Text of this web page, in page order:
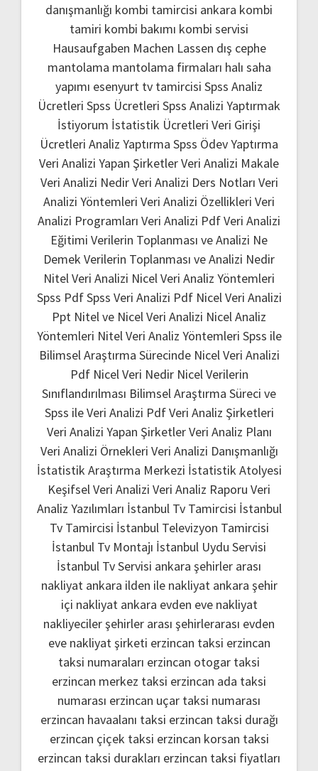
danışmanlığı kombi tamircisi ankara kombi
tamiri kombi bakımı kombi servisi
Hausaufgaben Machen Lassen dış cephe
mantolama mantolama firmaları halı saha
yapımı esenyurt tv tamircisi Spss Analiz
Ücretleri Spss Ücretleri Spss Analizi Yaptırmak
İstiyorum İstatistik Ücretleri Veri Girişi
Ücretleri Analiz Yaptırma Spss Ödev Yaptırma
Veri Analizi Yapan ŞirketlerVeri Analizi Makale
Veri Analizi NedirVeri Analizi Ders Notları Veri
Analizi Yöntemleri Veri Analizi Özellikleri Veri
Analizi Programları Veri Analizi PdfVeri Analizi
Eğitimi Verilerin Toplanması ve Analizi Ne
Demek Verilerin Toplanması ve Analizi Nedir
Nitel Veri Analizi Nicel Veri Analiz Yöntemleri
Spss PdfSpss Veri Analizi Pdf Nicel Veri Analizi
Ppt Nitel ve Nicel Veri Analizi Nicel Analiz
Yöntemleri Nitel Veri Analiz Yöntemleri Spss ile
Bilimsel Araştırma Sürecinde Nicel Veri Analizi
Pdf Nicel Veri Nedir Nicel Verilerin
Sınıflandırılması Bilimsel Araştırma Süreci ve
Spss ile Veri Analizi PdfVeri Analiz Şirketleri
Veri Analizi Yapan ŞirketlerVeri Analiz Planı
Veri Analizi Örnekleri Veri Analizi Danışmanlığı
İstatistik Araştırma Merkezi İstatistik Atolyesi
Keşifsel Veri Analizi Veri Analiz Raporu Veri
Analiz Yazılımları İstanbul Tv Tamircisi İstanbul
Tv Tamircisi İstanbul Televizyon Tamircisi
İstanbul Tv Montajı İstanbul Uydu Servisi
İstanbul Tv Servisi ankara şehirler arası
nakliyat ankara ilden ile nakliyat ankara şehir
içi nakliyat ankara evden eve nakliyat
nakliyeciler şehirler arası şehirlerarası evden
eve nakliyat şirketi erzincan taksi erzincan
taksi numaraları erzincan otogar taksi
erzincan merkez taksi erzincan ada taksi
numarası erzincan uçar taksi numarası
erzincan havaalanı taksi erzincan taksi durağı
erzincan çiçek taksi erzincan korsan taksi
erzincan taksi durakları erzincan taksi fiyatları